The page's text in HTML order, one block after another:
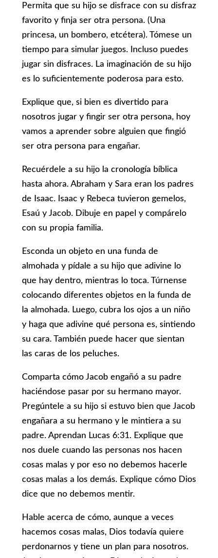
Permita que su hijo se disfrace con su disfraz
favorito y finja ser otra persona. (Una
princesa, un bombero, etcétera). Tómese un
tiempo para simular juegos. Incluso puedes
jugar sin disfraces. La imaginación de su hijo
es lo suficientemente poderosa para esto.
Explique que, si bien es divertido para
nosotros jugar y fingir ser otra persona, hoy
vamos a aprender sobre alguien que fingió
ser otra persona para engañar.
Recuérdele a su hijo la cronología bíblica
hasta ahora. Abraham y Sara eran los padres
de Isaac. Isaac y Rebeca tuvieron gemelos,
Esaú y Jacob. Dibuje en papel y compárelo
con su propia familia.
Esconda un objeto en una funda de
almohada y pídale a su hijo que adivine lo
que hay dentro, mientras lo toca. Túrnense
colocando diferentes objetos en la funda de
la almohada. Luego, cubra los ojos a un niño
y haga que adivine qué persona es, sintiendo
su cara. También puede hacer que sientan
las caras de los peluches.
Comparta cómo Jacob engañó a su padre
haciéndose pasar por su hermano mayor.
Pregúntele a su hijo si estuvo bien que Jacob
engañara a su hermano y le mintiera a su
padre. Aprendan Lucas 6:31. Explique que
nos duele cuando las personas nos hacen
cosas malas y por eso no debemos hacerle
cosas malas a los demás. Explique cómo Dios
dice que no debemos mentir.
Hable acerca de cómo, aunque a veces
hacemos cosas malas, Dios todavía quiere
perdonarnos y tiene un plan para nosotros.